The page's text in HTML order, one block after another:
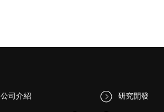
公司介紹 研究開發